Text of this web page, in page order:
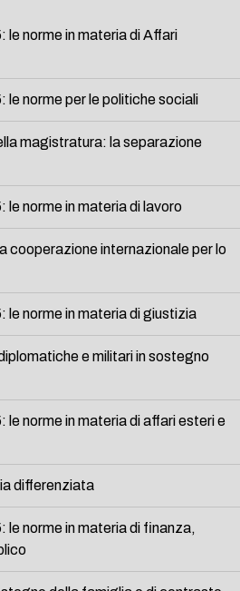
le norme in materia di Affari
le norme per le politiche sociali
magistratura: la separazione
le norme in materia di lavoro
cooperazione internazionale per lo
le norme in materia di giustizia
e militari in sostegno
le norme in materia di affari esteri e
differenziata
le norme in materia di finanza,